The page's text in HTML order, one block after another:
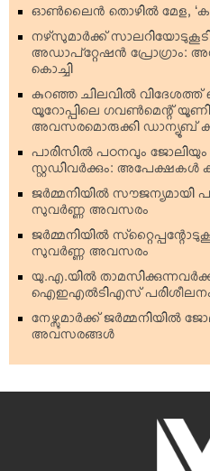
ഓണ്‍ലൈന്‍ തൊഴില്‍ മേള,
നഴ്‌സുമാര്‍ക്ക്
അഡാപ്റ്റേഷന്‍
കൊച്ചി
കുറഞ്ഞ ചിലവില്‍ വിദേശത്ത്
യൂറോപ്പിലെ ഗവണ്‍മെന്റ്
അവസരമൊരുക്കി ഡാന്യൂബ്
പാരിസില്‍ പഠനവും ജോലിയും
സ്റ്റഡിവര്‍ക്കും: അപേക്ഷകള്‍
ജര്‍മ്മനിയില്‍ സൗജന്യമായി
സുവര്‍ണ്ണ അവസരം
ജര്‍മ്മനിയില്‍
സുവര്‍ണ്ണ അവസരം
യു.എ.യില്‍
ഐഇഎല്‍ടിഎസ്
നേഴ്സുമാര്‍ക്ക് ജര്‍മ്മനിയില്‍
അവസരങ്ങള്‍